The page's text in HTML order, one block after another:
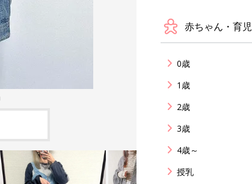
赤ちゃん・育児
0歳
1歳
2歳
3歳
4歳～
授乳